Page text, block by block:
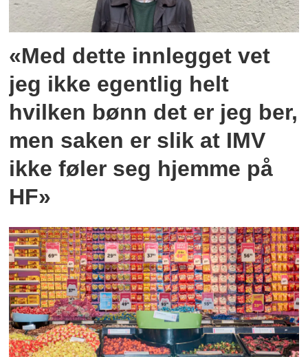
«Med dette innlegget vet
jeg ikke egentlig helt
hvilken bønn det er jeg ber,
men saken er slik at IMV
ikke føler seg hjemme på
HF»